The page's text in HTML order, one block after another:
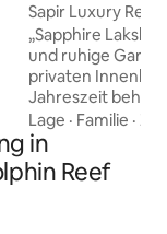
Sapir Luxury
Winter beheizt,
„Sapphire
und ruhige
privaten
Jahreszeit
es absolute
des Pools gibt es
diskret zu gehen
dafür
Lage · Familie ·
in
Reef